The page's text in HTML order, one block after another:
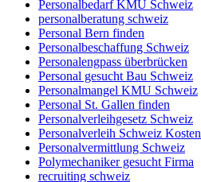
Personalbedarf KMU Schweiz
personalberatung schweiz
Personal Bern finden
Personalbeschaffung Schweiz
Personalengpass überbrücken
Personal gesucht Bau Schweiz
Personalmangel KMU Schweiz
Personal St. Gallen finden
Personalverleihgesetz Schweiz
Personalverleih Schweiz Kosten
Personalvermittlung Schweiz
Polymechaniker gesucht Firma
recruiting schweiz